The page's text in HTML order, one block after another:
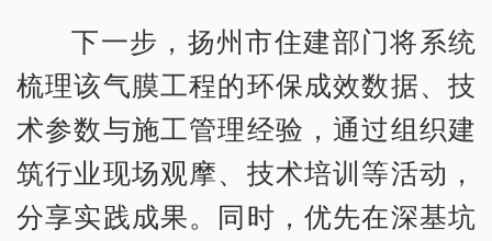
下一步，扬州市住建部门将系统
梳理该气膜工程的环保成效数据、技
术参数与施工管理经验，通过组织建
筑行业现场观摩、技术培训等活动，
分享实践成果。同时，优先在深基坑